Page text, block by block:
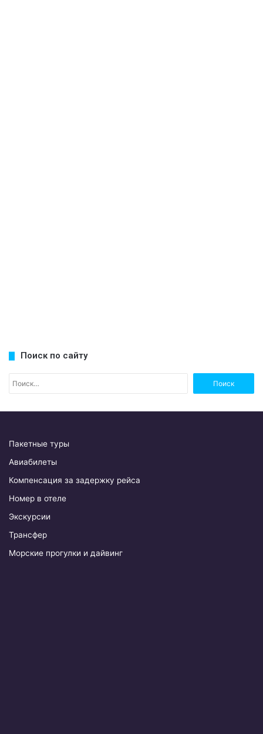
Поиск по сайту
Пакетные туры
Авиабилеты
Компенсация за задержку рейса
Номер в отеле
Экскурсии
Трансфер
Морские прогулки и дайвинг